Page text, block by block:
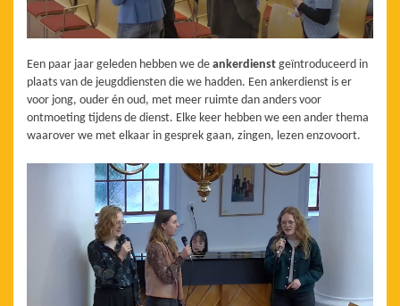
Een paar jaar geleden hebben we de ankerdienst geïntroduceerd in
plaats van de jeugddiensten die we hadden. Een ankerdienst is er
voor jong, ouder én oud, met meer ruimte dan anders voor
ontmoeting tijdens de dienst. Elke keer hebben we een ander thema
waarover we met elkaar in gesprek gaan, zingen, lezen enzovoort.